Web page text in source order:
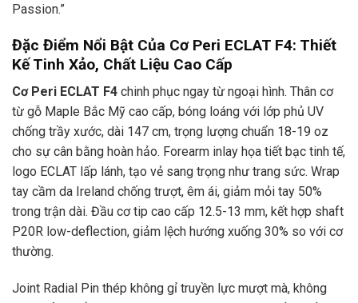
Passion.”
Đặc Điểm Nổi Bật Của Cơ Peri ECLAT F4: Thiết
Kế Tinh Xảo, Chất Liệu Cao Cấp
Cơ Peri ECLAT F4 chinh phục ngay từ ngoại hình. Thân cơ
từ gỗ Maple Bắc Mỹ cao cấp, bóng loáng với lớp phủ UV
chống trầy xước, dài 147 cm, trọng lượng chuẩn 18-19 oz
cho sự cân bằng hoàn hảo. Forearm inlay họa tiết bạc tinh tế,
logo ECLAT lấp lánh, tạo vẻ sang trọng như trang sức. Wrap
tay cầm da Ireland chống trượt, êm ái, giảm mỏi tay 50%
trong trận dài. Đầu cơ tip cao cấp 12.5-13 mm, kết hợp shaft
P20R low-deflection, giảm lệch hướng xuống 30% so với cơ
thường.
Joint Radial Pin thép không gỉ truyền lực mượt mà, không